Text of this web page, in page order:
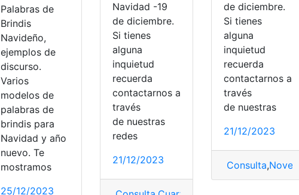
Quinto Día de la Novena
Palabras de
Brindis
Navideño,
ejemplos de
discurso.
Varios
modelos de
palabras de
brindis para
Navidad y año
nuevo. Te
mostramos
25/12/2023
Navidad -19
de diciembre.
Si tienes
alguna
inquietud
recuerda
contactarnos a
través
de nuestras
redes
21/12/2023
de diciembre.
Si tienes
alguna
inquietud
recuerda
contactarnos a
través
de nuestras
21/12/2023
Consulta,Novena